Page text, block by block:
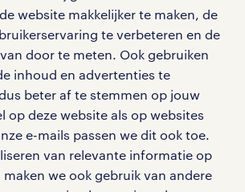
website makkelijker te maken, de
te verbeteren en de
door te meten. Ook gebruiken
inhoud en advertenties te
beter af te stemmen op jouw
op deze website als op websites
e-mails passen we dit ook toe.
van relevante informatie op
we ook gebruik van andere
leukste content omtrent
en inspiratie.